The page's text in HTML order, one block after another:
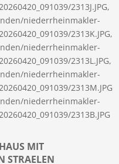
MIT
STRAELEN
2313J.JPG,
niederrheinmakler-
2313K.JPG,
niederrheinmakler-
2313L.JPG,
niederrheinmakler-
2313M.JPG
niederrheinmakler-
2313B.JPG